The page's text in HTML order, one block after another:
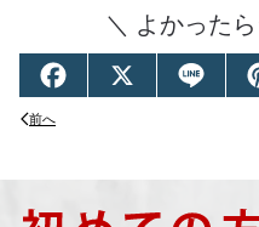
＼ よかった
Facebook
前へ